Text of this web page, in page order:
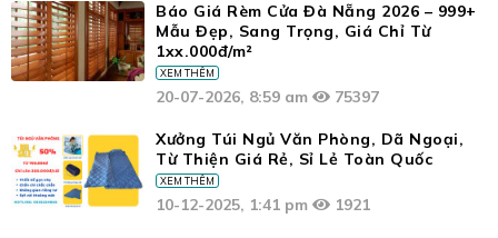
Báo Giá Rèm Cửa Đà Nẵng 2026 – 999+
Mẫu Đẹp, Sang Trọng, Giá Chỉ Từ
1xx.000đ/m²
XEM THÊM
20-07-2026, 8:59 am 75397
Xưởng Túi Ngủ Văn Phòng, Dã Ngoại,
Từ Thiện Giá Rẻ, Sỉ Lẻ Toàn Quốc
XEM THÊM
10-12-2025, 1:41 pm 1921